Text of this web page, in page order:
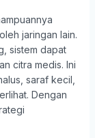
jaringan lain.
sistem dapat
citra medis. Ini
saraf kecil,
Dengan